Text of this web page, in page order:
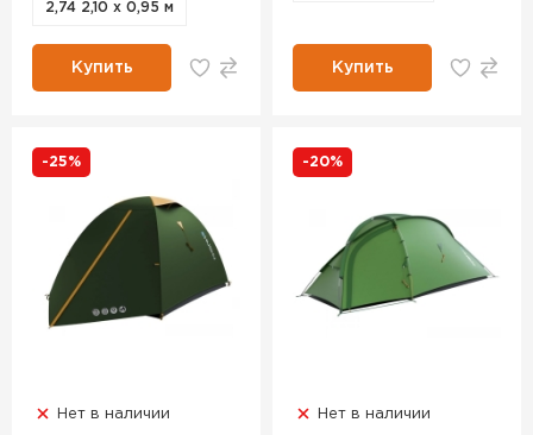
2,74 2,10 х 0,95 м
Купить Купить
-25%
Нет в наличии
-20%
Нет в наличии